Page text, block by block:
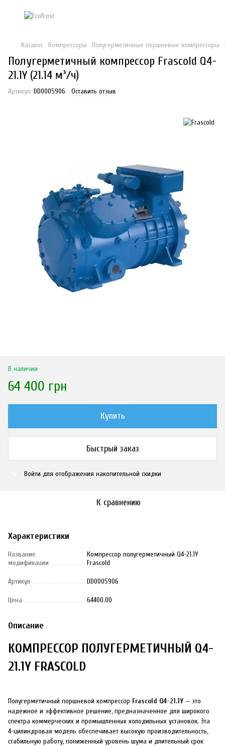
Каталог Компрессоры Полугерметичные поршневые компрессоры
Полугерметичный компрессор Frascold Q4-
21.1Y (21.14 м³/ч)
Артикул: DD0005906 Оставить отзыв
В наличии
64 400 грн
Купить
Быстрый заказ
Войти для отображения накопительной скидки
К сравнению
Характеристики
Название
модификации
Компрессор полугерметичный Q4-21.1Y
Frascold
Артикул DD0005906
Цена 64400.00
Описание
КОМПРЕССОР ПОЛУГЕРМЕТИЧНЫЙ Q4-
21.1Y FRASCOLD
Полугерметичный поршневой компрессор Frascold Q4-21.1Y — это
надежное и эффективное решение, предназначенное для широкого
спектра коммерческих и промышленных холодильных установок. Эта
4-цилиндровая модель обеспечивает высокую производительность,
стабильную работу, пониженный уровень шума и длительный срок